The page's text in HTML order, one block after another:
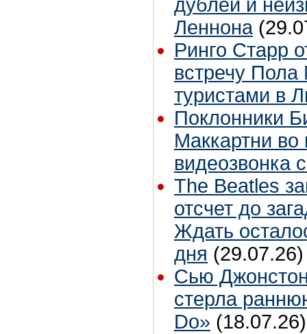
дублей и
Леннона
Ринго Старр
встречу Пола
туристами в
Поклонники
Маккартни во
видеозвонка
The Beatles
отсчет до
Ждать
дня (29.07.26)
Сью
стерла
Do» (18.07.26)